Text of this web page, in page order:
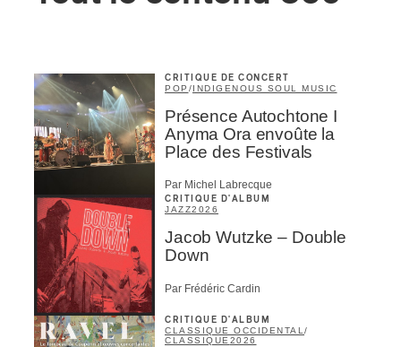
CRITIQUE DE CONCERT
POP /INDIGENOUS SOUL MUSIC
Présence Autochtone I
Anyma Ora envoûte la
Place des Festivals
Par Michel Labrecque
CRITIQUE D'ALBUM
JAZZ2026
Jacob Wutzke – Double
Down
Par Frédéric Cardin
CRITIQUE D'ALBUM
CLASSIQUE OCCIDENTAL/
CLASSIQUE2026